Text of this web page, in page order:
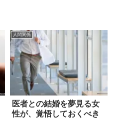
人間関係
医者との結婚を夢見る女
性が、覚悟しておくべき